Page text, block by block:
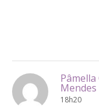
Mendes
18h20